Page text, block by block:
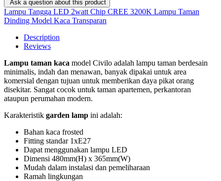
Ask a question about this product
Lampu Tangga LED 2watt Chip CREE 3200K Lampu Taman
Dinding Model Kaca Transparan
Description
Reviews
Lampu taman kaca model Civilo adalah lampu taman berdesain
minimalis, indah dan menawan, banyak dipakai untuk area
komersial dengan tujuan untuk memberikan daya pikat orang
disekitar. Sangat cocok untuk taman apartemen, perkantoran
ataupun perumahan modern.
Karakteristik garden lamp ini adalah:
Bahan kaca frosted
Fitting standar 1xE27
Dapat menggunakan lampu LED
Dimensi 480mm(H) x 365mm(W)
Mudah dalam instalasi dan pemeliharaan
Ramah lingkungan